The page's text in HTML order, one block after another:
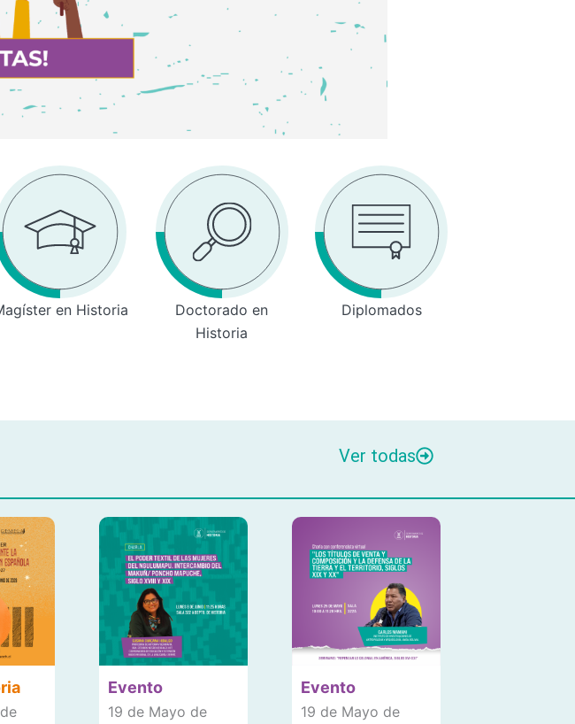
en Historia
Doctorado en
Historia
Diplomados
Ver todas
Evento
19 de Mayo de
Evento
19 de Mayo de